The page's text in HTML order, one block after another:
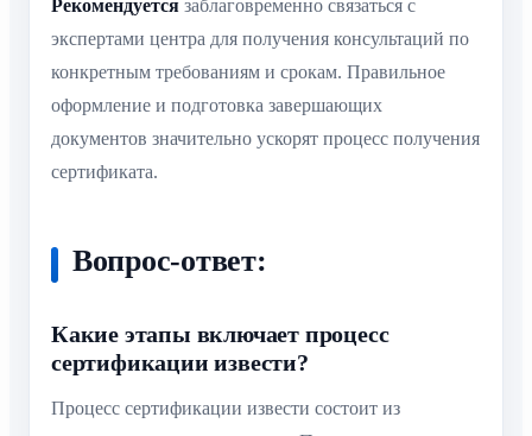
Рекомендуется заблаговременно связаться с
экспертами центра для получения консультаций по
конкретным требованиям и срокам. Правильное
оформление и подготовка завершающих
документов значительно ускорят процесс получения
сертификата.
Вопрос-ответ:
Какие этапы включает процесс
сертификации извести?
Процесс сертификации извести состоит из